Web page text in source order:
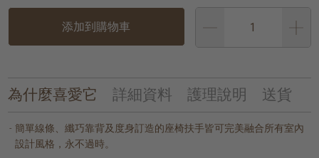
添加到購物車
為什麼喜愛它 詳細資料 護理說明 送貨
簡單線條、纖巧靠背及度身訂造的座椅扶手皆可完美融合所有室內
設計風格，永不過時。